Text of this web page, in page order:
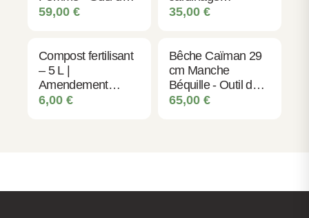
Jardinage
59,00 €
Professionnel
35,00 €
Compost fertilisant
– 5 L |
Amendement
organique naturel
6,00 €
Bêche Caïman 29
cm Manche
Béquille - Outil de
Jardinage
65,00 €